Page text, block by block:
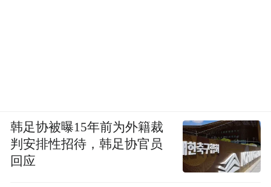
韩足协被曝15年前为外籍裁
判安排性招待，韩足协官员
回应